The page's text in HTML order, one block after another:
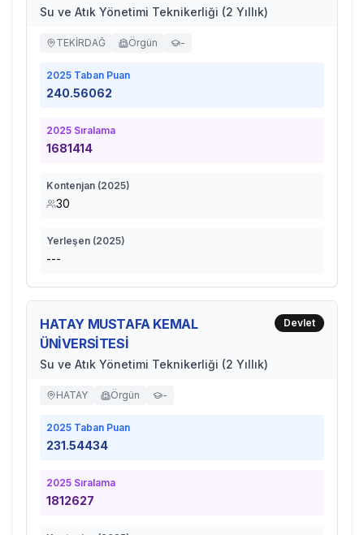
Su ve Atık Yönetimi Teknikerliği (2 Yıllık)
TEKİRDAĞ Örgün -
2025 Taban Puan
240.56062
2025 Sıralama
1681414
Kontenjan (2025)
30
Yerleşen (2025)
---
HATAY MUSTAFA KEMAL
ÜNİVERSİTESİ
Su ve Atık Yönetimi Teknikerliği (2 Yıllık)
Devlet
HATAY Örgün -
2025 Taban Puan
231.54434
2025 Sıralama
1812627